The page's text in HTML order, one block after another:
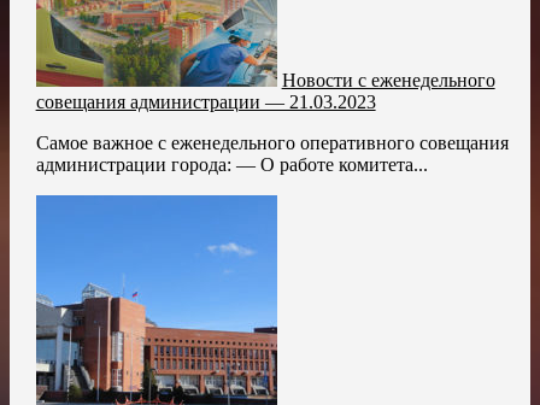
Новости с еженедельного
совещания администрации — 21.03.2023
Самое важное с еженедельного оперативного совещания
администрации города: — О работе комитета...